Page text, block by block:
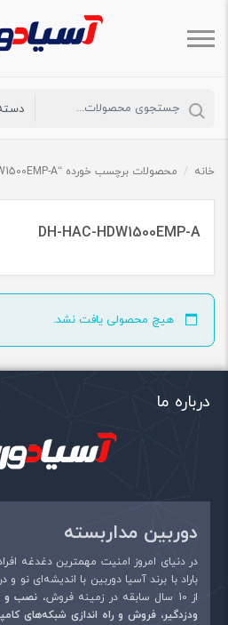
خانه / محصولات برچسب خورده “DH-HAC-HDW1500EMP-A”
DH-HAC-HDW1500EMP-A
هیچ محصولی یافت نشد.
درباره ما
دوربین مداربسته
در دنیای امروز امنیت مهمترین دغدغه
باراد با برند آسیا دوربین با اندیشه‌ای
از 10 سال سابقه در زمینه فروش،
نصب و
ودزدگیر، فروش و راه اندازی شبکه‌های